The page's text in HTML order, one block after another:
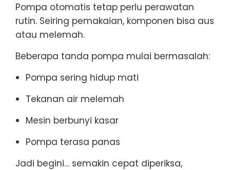
Pompa otomatis tetap perlu perawatan
rutin. Seiring pemakaian, komponen bisa aus
atau melemah.
Beberapa tanda pompa mulai bermasalah:
Pompa sering hidup mati
Tekanan air melemah
Mesin berbunyi kasar
Pompa terasa panas
Jadi begini… semakin cepat diperiksa,